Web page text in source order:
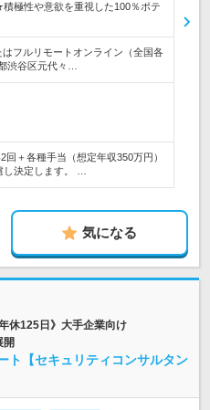
極性や意欲を重視した100％ポテ
はフルリモートオンライン（全国各
渋谷区元代々…
＋各種手当（想定年収350万円）
決定します。 …
気になる
休125日》大手企業向け
開
ト【セキュリティコンサルタン